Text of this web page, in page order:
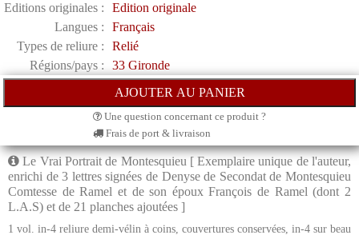
Editions originales :
Edition originale
Langues :
Français
Types de reliure :
Relié
Régions/pays :
33 Gironde
Une question concernant ce produit ?
Frais de port & livraison
Le Vrai Portrait de Montesquieu [ Exemplaire unique de l'auteur,
enrichi de 3 lettres signées de Denyse de Secondat de Montesquieu
Comtesse de Ramel et de son époux François de Ramel (dont 2
L.A.S) et de 21 planches ajoutées ]
1 vol. in-4 reliure demi-vélin à coins, couvertures conservées, in-4 sur beau